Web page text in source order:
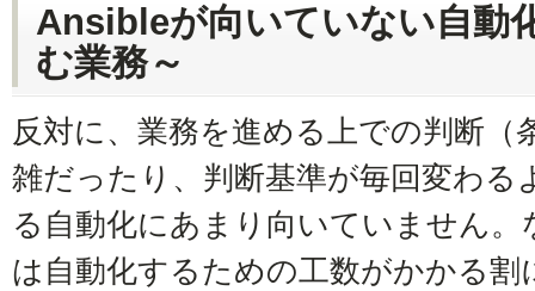
Ansibleが向いていない自動
む業務～
反対に、業務を進める上での判断（
雑だったり、判断基準が毎回変わる
る自動化にあまり向いていません
は自動化するための工数がかかる